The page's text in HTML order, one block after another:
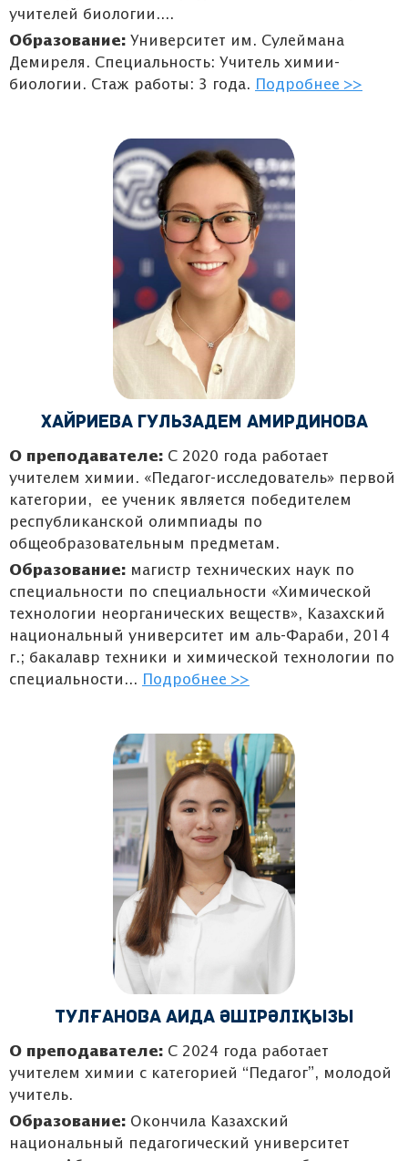
учителей биологии....
Образование: Университет им. Сулеймана
Демиреля. Специальность: Учитель химии-
биологии. Стаж работы: 3 года.
Подробнее >>
Хайриева Гульзадем Амирдинова
О преподавателе: С 2020 года работает
учителем химии. «Педагог-исследователь» первой
категории, ее ученик является победителем
республиканской олимпиады по
общеобразовательным предметам.
Образование: магистр технических наук по
специальности по специальности «Химической
технологии неорганических веществ», Казахский
национальный университет им аль-Фараби, 2014
г.; бакалавр техники и химической технологии по
специальности...
Подробнее >>
Тулғанова Аида Әшірәліқызы
О преподавателе: С 2024 года работает
учителем химии с категорией “Педагог”, молодой
учитель.
Образование: Окончила Казахский
национальный педагогический университет